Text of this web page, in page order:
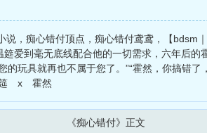
，痴心错付顶点，痴心错付鸢鸢，【bdsm
爱到毫无底线配合他的一切需求，六年后
的玩具就再也不属于您了。”“霍然，你搞错
筵 x 霍然
《痴心错付》正文